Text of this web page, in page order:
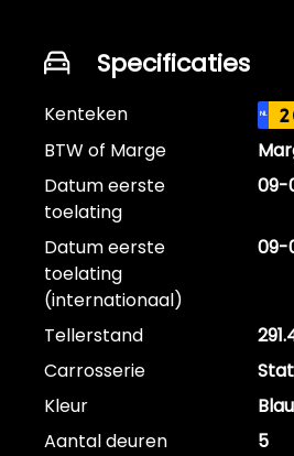
Specificaties
Kenteken NL
BTW of Marge
Datum eerste
toelating
09-
Datum eerste
toelating
(internationaal)
09-
Tellerstand
Carrosserie
Kleur
Aantal deuren
5